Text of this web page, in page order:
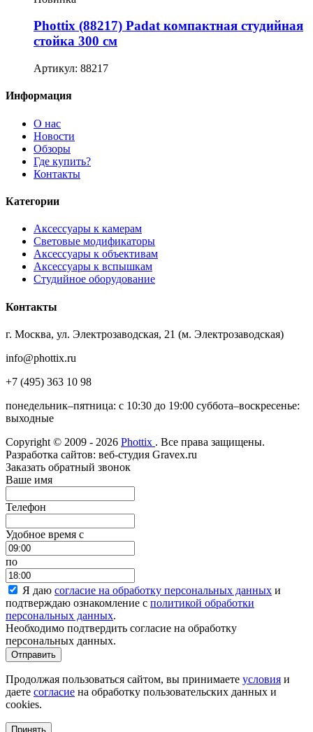
Phottix (88217) Padat компактная студийная
стойка 300 см
Артикул: 88217
Информация
О нас
Новости
Обзоры
Где купить?
Контакты
Категории
Аксессуары к камерам
Световые модификаторы
Аксессуары к объективам
Аксессуары к вспышкам
Студийное оборудование
Контакты
г. Москва, ул. Электрозаводская, 21 (м. Электрозаводская)
info@phottix.ru
+7 (495) 363 10 98
понедельник–пятница: с 10:30 до 19:00 суббота–воскресенье:
выходные
Copyright © 2009 - 2026 Phottix . Все права защищены.
Разработка сайтов: веб-студия Gravex.ru
Заказать обратный звонок
Ваше имя
Телефон
Удобное время c
по
Я даю согласие на обработку персональных данных и
подтверждаю ознакомление с политикой обработки
персональных данных.
Необходимо подтвердить согласие на обработку
персональных данных.
Отправить
Продолжая пользоваться сайтом, вы принимаете условия и
даете согласие на обработку пользовательских данных и
cookies.
Принять